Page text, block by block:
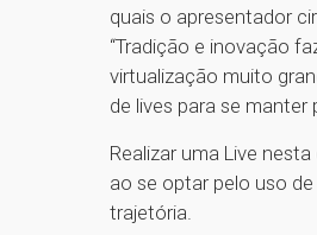
quais o apresentador
“Tradição e inovação
virtualização muito
de lives para se manter
Realizar uma Live
ao se optar pelo uso
trajetória.